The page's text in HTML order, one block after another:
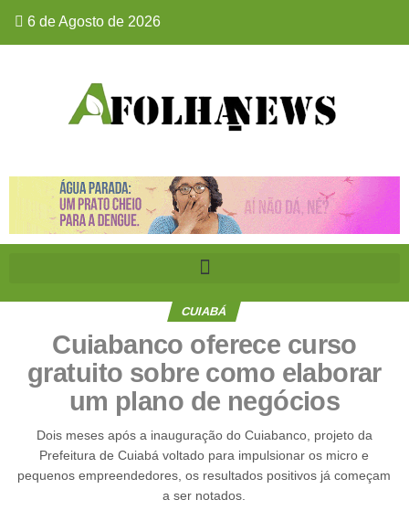
6 de Agosto de 2026
CUIABÁ
Cuiabanco oferece curso
gratuito sobre como elaborar
um plano de negócios
Dois meses após a inauguração do Cuiabanco, projeto da
Prefeitura de Cuiabá voltado para impulsionar os micro e
pequenos empreendedores, os resultados positivos já começam
a ser notados.